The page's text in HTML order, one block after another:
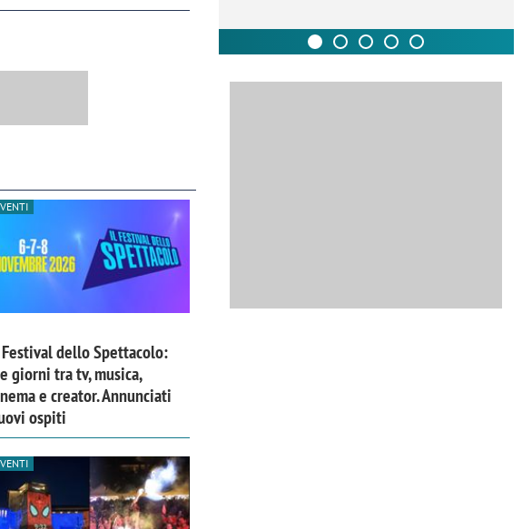
dello Spettacolo:
giorni tra tv, musica,
e creator. Annunciati
ospiti